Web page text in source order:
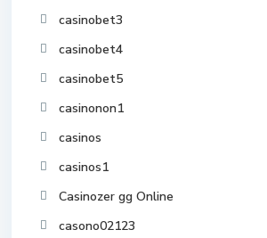
casinobet3
casinobet4
casinobet5
casinonon1
casinos
casinos1
Casinozer gg Online
casono02123